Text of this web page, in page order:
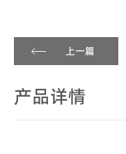
上一篇
产品详情